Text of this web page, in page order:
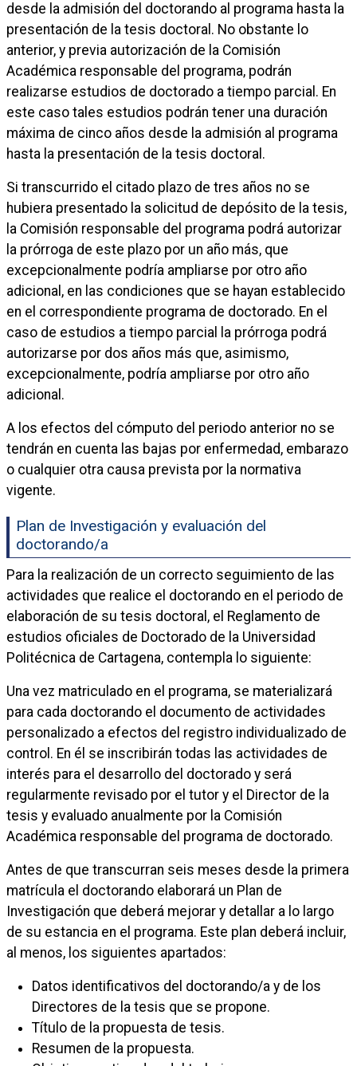
desde la admisión del doctorando al programa hasta la
presentación de la tesis doctoral. No obstante lo
anterior, y previa autorización de la Comisión
Académica responsable del programa, podrán
realizarse estudios de doctorado a tiempo parcial. En
este caso tales estudios podrán tener una duración
máxima de cinco años desde la admisión al programa
hasta la presentación de la tesis doctoral.
Si transcurrido el citado plazo de tres años no se
hubiera presentado la solicitud de depósito de la tesis,
la Comisión responsable del programa podrá autorizar
la prórroga de este plazo por un año más, que
excepcionalmente podría ampliarse por otro año
adicional, en las condiciones que se hayan establecido
en el correspondiente programa de doctorado. En el
caso de estudios a tiempo parcial la prórroga podrá
autorizarse por dos años más que, asimismo,
excepcionalmente, podría ampliarse por otro año
adicional.
A los efectos del cómputo del periodo anterior no se
tendrán en cuenta las bajas por enfermedad, embarazo
o cualquier otra causa prevista por la normativa
vigente.
Plan de Investigación y evaluación del
doctorando/a
Para la realización de un correcto seguimiento de las
actividades que realice el doctorando en el periodo de
elaboración de su tesis doctoral, el Reglamento de
estudios oficiales de Doctorado de la Universidad
Politécnica de Cartagena, contempla lo siguiente:
Una vez matriculado en el programa, se materializará
para cada doctorando el documento de actividades
personalizado a efectos del registro individualizado de
control. En él se inscribirán todas las actividades de
interés para el desarrollo del doctorado y será
regularmente revisado por el tutor y el Director de la
tesis y evaluado anualmente por la Comisión
Académica responsable del programa de doctorado.
Antes de que transcurran seis meses desde la primera
matrícula el doctorando elaborará un Plan de
Investigación que deberá mejorar y detallar a lo largo
de su estancia en el programa. Este plan deberá incluir,
al menos, los siguientes apartados:
Datos identificativos del doctorando/a y de los
Directores de la tesis que se propone.
Título de la propuesta de tesis.
Resumen de la propuesta.